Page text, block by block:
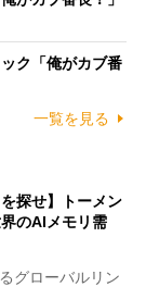
ク「俺がカブ番
一覧を見る
探せ】トーメン
のAIメモリ需
グローバルリン